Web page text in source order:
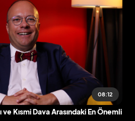
08:12
Kısmi Dava Arasındaki En Önemli